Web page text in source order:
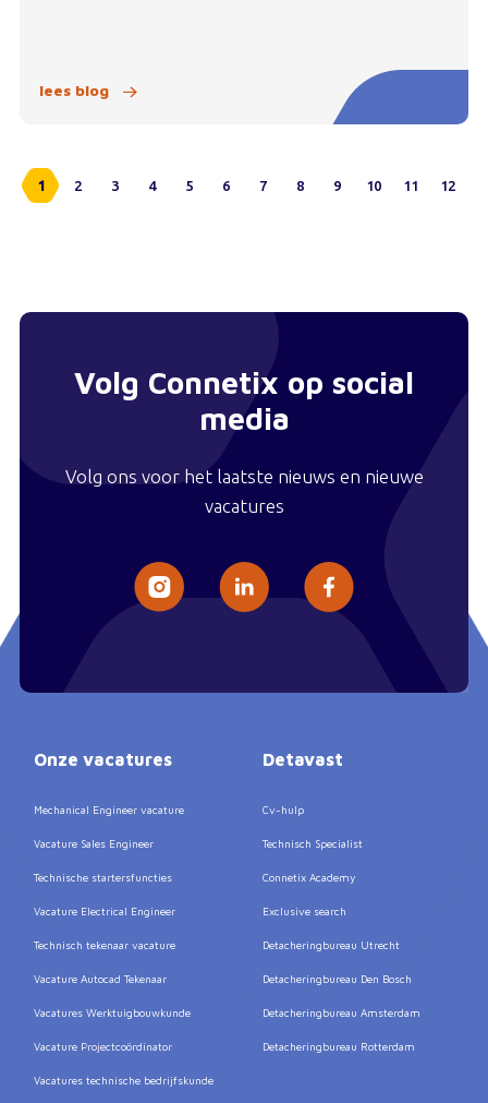
lees blog
1 2 3 4 5 6 7 8 9 10 11 12
Volg Connetix op social
media
Volg ons voor het laatste nieuws en nieuwe
vacatures
Onze vacatures
Mechanical Engineer vacature
Vacature Sales Engineer
Technische startersfuncties
Vacature Electrical Engineer
Technisch tekenaar vacature
Vacature Autocad Tekenaar
Vacatures Werktuigbouwkunde
Vacature Projectcoördinator
Vacatures technische bedrijfskunde
Detavast
Cv-hulp
Technisch Specialist
Connetix Academy
Exclusive search
Detacheringbureau Utrecht
Detacheringbureau Den Bosch
Detacheringbureau Amsterdam
Detacheringbureau Rotterdam